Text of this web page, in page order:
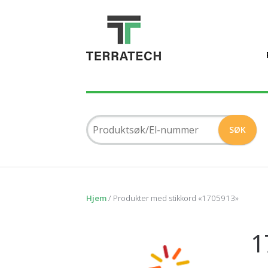
Hjem/ Produkter med stikkord «1705913»